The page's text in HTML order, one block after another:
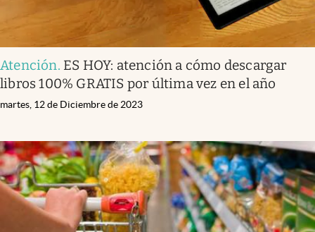
Atención. ES HOY: atención a cómo descargar
libros 100% GRATIS por última vez en el año
martes, 12 de Diciembre de 2023